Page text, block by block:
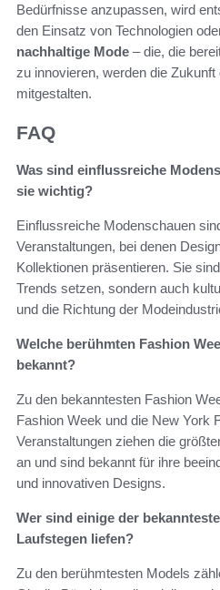
Bedürfnisse anzupassen, wird
den Einsatz von Technologien
nachhaltige Mode – die, die
zu innovieren, werden die
mitgestalten.
FAQ
Was sind einflussreiche
sie wichtig?
Einflussreiche Modenschauen
Veranstaltungen, bei denen
Kollektionen präsentieren. Sie
Trends setzen, sondern auch
und die Richtung der
Welche berühmten Fashion
bekannt?
Zu den bekanntesten Fashion
Fashion Week und die New York
Veranstaltungen ziehen die
an und sind bekannt für ihre
und innovativen Designs.
Wer sind einige der
Laufstegen liefen?
Zu den berühmtesten Models